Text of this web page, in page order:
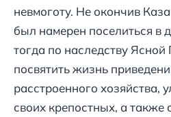
невмоготу. Не окончив
был намерен поселиться в
тогда по наследству
посвятить жизнь
расстроенного
своих крепостных, а